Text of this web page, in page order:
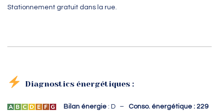
Stationnement gratuit dans la rue.
Diagnostics énergétiques :
Bilan énergie : D – Conso. énergétique : 229